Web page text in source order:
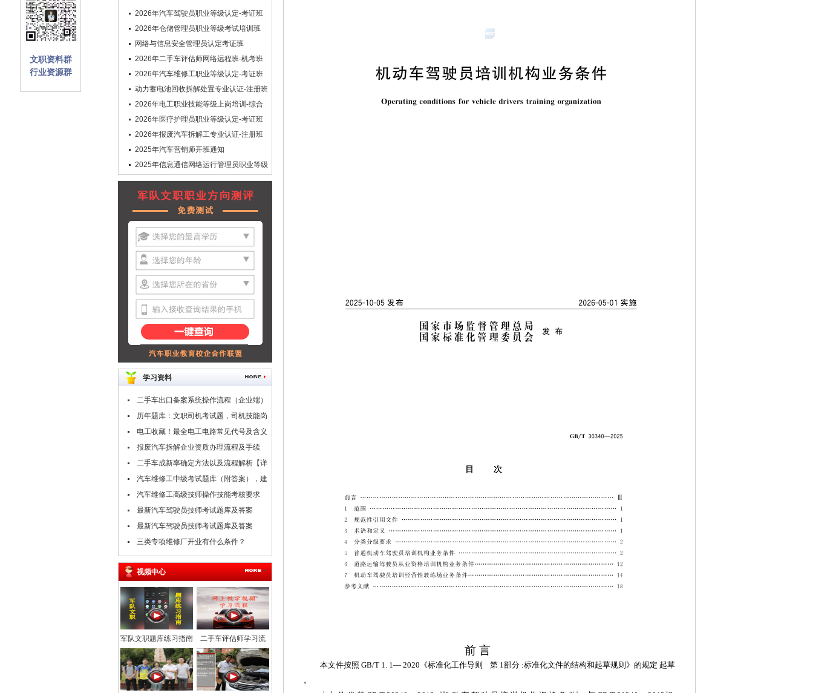
2026年汽车驾驶员职业等级认定-考证班
2026年仓储管理员职业等级考试培训班
网络与信息安全管理员认定考证班
2026年二手车评估师网络远程班-机考班
2026年汽车维修工职业等级认定-考证班
动力蓄电池回收拆解处置专业认证-注册班
2026年电工职业技能等级上岗培训-综合
班
2026年医疗护理员职业等级认定-考证班
2026年报废汽车拆解工专业认证-注册班
2025年汽车营销师开班通知
2025年信息通信网络运行管理员职业等级
认定-考证班
学习资料
二手车出口备案系统操作流程（企业端）
历年题库：文职司机考试题，司机技能岗
专业知识考试题库
电工收藏！最全电工电路常见代号及含义
报废汽车拆解企业资质办理流程及手续
二手车成新率确定方法以及流程解析【详
解】
汽车维修工中级考试题库（附答案），建
议收藏！
汽车维修工高级技师操作技能考核要求
（附职业技能鉴定考试题库）
最新汽车驾驶员技师考试题库及答案
（二）
最新汽车驾驶员技师考试题库及答案
（一）
三类专项维修厂开业有什么条件？
视频中心
军队文职题库练习指南
二手车评估师学习流
程-汽车网校
前 言
本文件按照 GB/T 1. 1— 2020《标准化工作导则 第 1部分 :标准化文件的结构和起草规则》的规定 起草
。
文职资料群
行业资源群